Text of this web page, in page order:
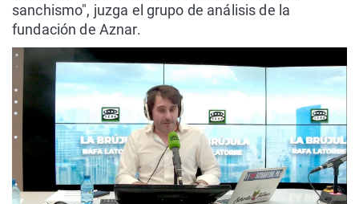
sanchismo", juzga el grupo de análisis de la
fundación de Aznar.